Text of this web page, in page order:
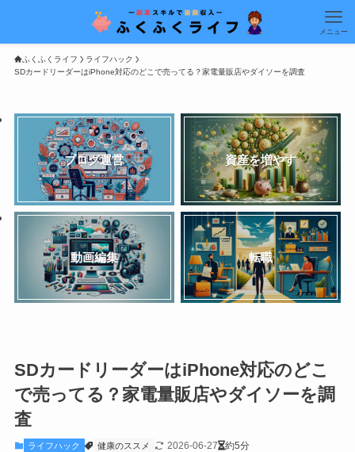
メニュー
ふくふくライフ
ライフハック
SDカードリーダーはiPhone対応のどこで売ってる？家電量販店やダイソーを調査
ブログ運営 資産を増やす
動画編集 転職
SDカードリーダーはiPhone対応のどこ
で売ってる？家電量販店やダイソーを調
査
ライフハック 健康のススメ 2026-06-27 約5分